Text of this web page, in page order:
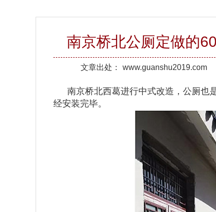
南京桥北公厕定做的
文章出处： www.guanshu2019.com
南京桥北西葛进行中式改造，公厕也
经安装完毕。